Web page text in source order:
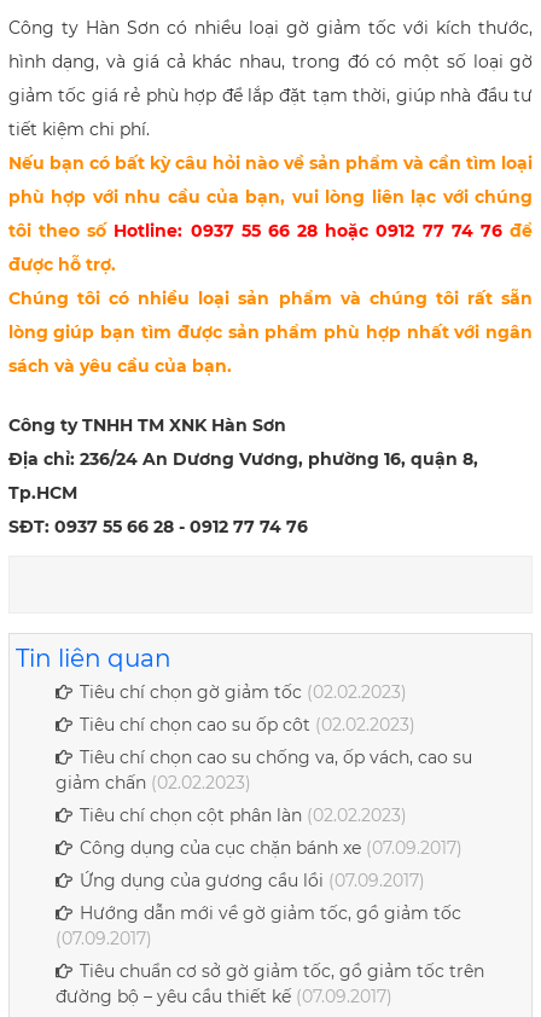
Công ty Hàn Sơn có nhiều loại gờ giảm tốc với kích thước,
hình dạng, và giá cả khác nhau, trong đó có một số loại gờ
giảm tốc giá rẻ phù hợp để lắp đặt tạm thời, giúp nhà đầu tư
tiết kiệm chi phí.
Nếu bạn có bất kỳ câu hỏi nào về sản phẩm và cần tìm loại
phù hợp với nhu cầu của bạn, vui lòng liên lạc với chúng
tôi theo số Hotline: 0937 55 66 28 hoặc 0912 77 74 76để
được hỗ trợ.
Chúng tôi có nhiều loại sản phẩm và chúng tôi rất sẵn
lòng giúp bạn tìm được sản phẩm phù hợp nhất với ngân
sách và yêu cầu của bạn.
Công ty TNHH TM XNK Hàn Sơn
Địa chỉ: 236/24 An Dương Vương, phường 16, quận 8,
Tp.HCM
SĐT: 0937 55 66 28 - 0912 77 74 76
Tin liên quan
Tiêu chí chọn gờ giảm tốc (02.02.2023)
Tiêu chí chọn cao su ốp côt (02.02.2023)
Tiêu chí chọn cao su chống va, ốp vách, cao su
giảm chấn(02.02.2023)
Tiêu chí chọn cột phân làn(02.02.2023)
Công dụng của cục chặn bánh xe(07.09.2017)
Ứng dụng của gương cầu lồi (07.09.2017)
Hướng dẫn mới về gờ giảm tốc, gồ giảm tốc
(07.09.2017)
Tiêu chuẩn cơ sở gờ giảm tốc, gồ giảm tốc trên
đường bộ – yêu cầu thiết kế(07.09.2017)